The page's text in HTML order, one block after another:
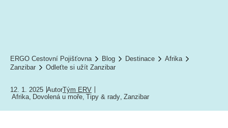
ERGO Cestovní Pojišťovna Blog Destinace
Afrika
Zanzibar
Odleťte si užít Zanzibar
12. 1. 2025 AutorTým ERV
Afrika, Dovolená u moře, Tipy & rady, Zanzibar